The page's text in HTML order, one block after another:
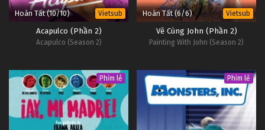
Hoàn Tất (10/10) Vietsub
Acapulco (Phần 2)
Acapulco (Season 2)
Hoàn Tất (6/6) Vietsub
Vẽ Cùng John (Phần 2)
Painting With John (Season 2)
Phim lẻ Phim lẻ